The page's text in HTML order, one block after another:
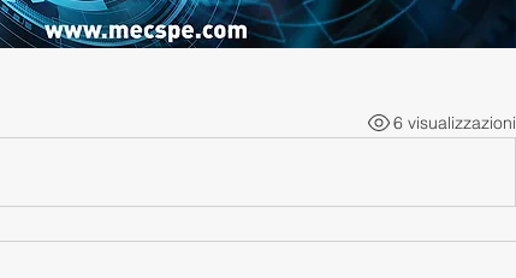
6 visualizzazioni